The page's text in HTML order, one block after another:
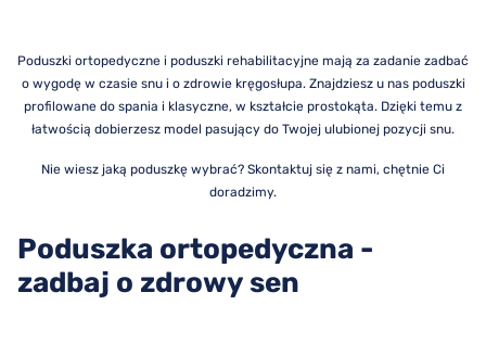
Poduszki ortopedyczne i poduszki rehabilitacyjne mają za zadanie zadbać
o wygodę w czasie snu i o zdrowie kręgosłupa. Znajdziesz u nas poduszki
profilowane do spania i klasyczne, w kształcie prostokąta. Dzięki temu z
łatwością dobierzesz model pasujący do Twojej ulubionej pozycji snu.
Nie wiesz jaką poduszkę wybrać? Skontaktuj się z nami, chętnie Ci
doradzimy.
Poduszka ortopedyczna -
zadbaj o zdrowy sen